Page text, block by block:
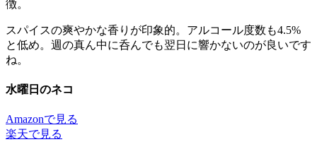
徴。
スパイスの爽やかな香りが印象的。アルコール度数も4.5%
と低め。週の真ん中に呑んでも翌日に響かないのが良いです
ね。
水曜日のネコ
Amazonで見る
楽天で見る